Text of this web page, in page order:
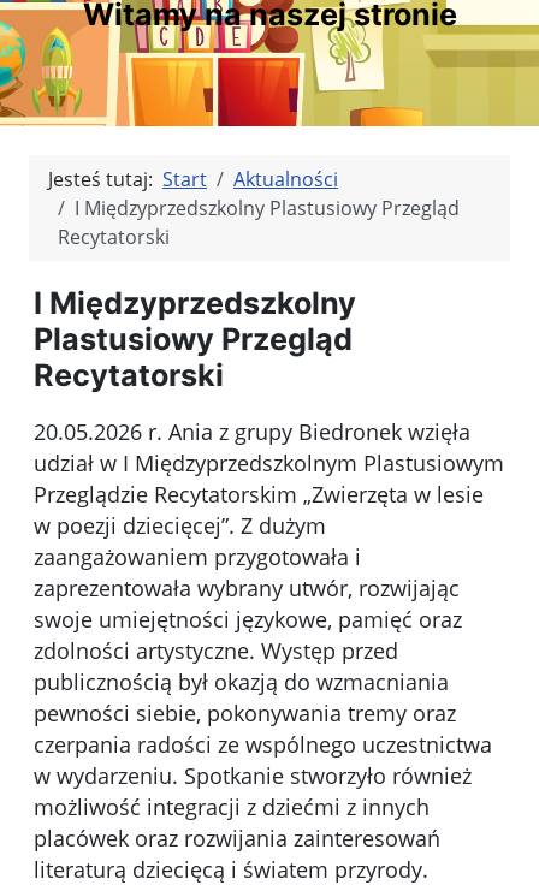
Witamy na naszej stronie
Jesteś tutaj: Start
Aktualności
I Międzyprzedszkolny Plastusiowy Przegląd
Recytatorski
I Międzyprzedszkolny
Plastusiowy Przegląd
Recytatorski
20.05.2026 r. Ania z grupy Biedronek wzięła
udział w I Międzyprzedszkolnym Plastusiowym
Przeglądzie Recytatorskim „Zwierzęta w lesie
w poezji dziecięcej”. Z dużym
zaangażowaniem przygotowała i
zaprezentowała wybrany utwór, rozwijając
swoje umiejętności językowe, pamięć oraz
zdolności artystyczne. Występ przed
publicznością był okazją do wzmacniania
pewności siebie, pokonywania tremy oraz
czerpania radości ze wspólnego uczestnictwa
w wydarzeniu. Spotkanie stworzyło również
możliwość integracji z dziećmi z innych
placówek oraz rozwijania zainteresowań
literaturą dziecięcą i światem przyrody.